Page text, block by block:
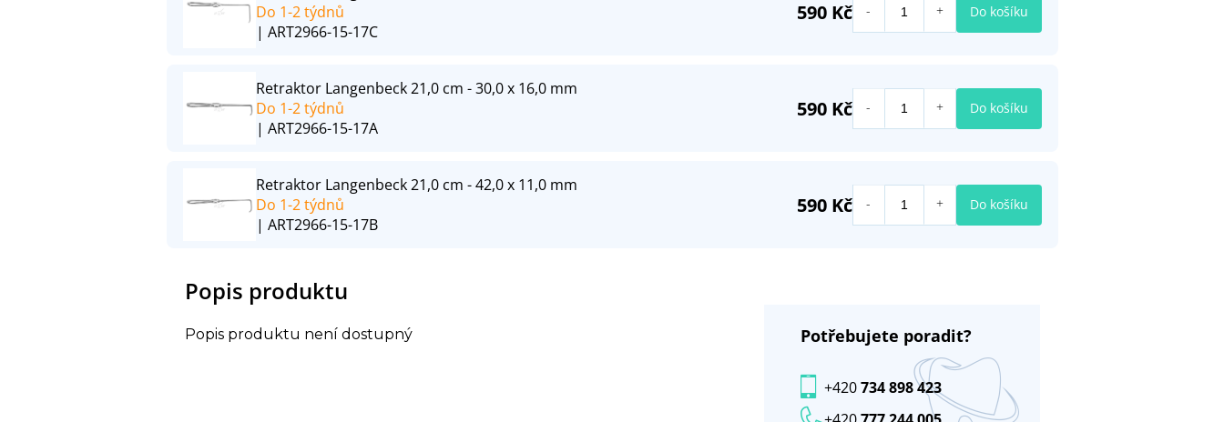
Popis produktu
Popis produktu není dostupný Potřebujete poradit?
+420734 898 423
Do 1-2 týdnů
| ART2966-15-17C
590 Kč Do košíku
Retraktor Langenbeck 21,0 cm - 30,0 x 16,0 mm
Do 1-2 týdnů
| ART2966-15-17A
590 Kč Do košíku
Retraktor Langenbeck 21,0 cm - 42,0 x 11,0 mm
Do 1-2 týdnů
| ART2966-15-17B
590 Kč Do košíku